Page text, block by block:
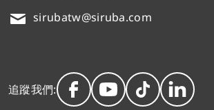
sirubatw@siruba.com
追蹤我們: